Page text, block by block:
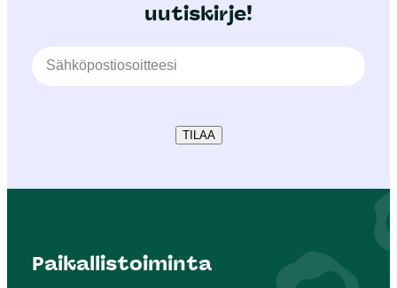
uutiskirje!
TILAA
Paikallistoiminta